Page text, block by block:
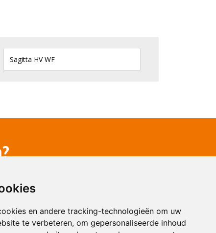
en andere tracking-technologieën om uw
te verbeteren, om gepersonaliseerde inhoud